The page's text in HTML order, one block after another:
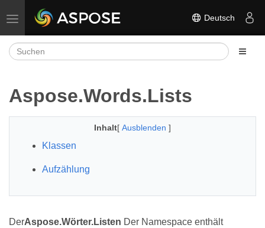
Navigation umschalten Deutsch
Aspose.Words.Lists
Inhalt[ Ausblenden ]
Klassen
Aufzählung
DerAspose.Wörter.Listen Der Namespace enthält